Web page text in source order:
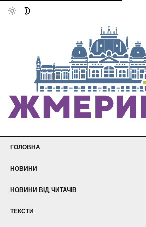
ГОЛОВНА
НОВИНИ
НОВИНИ ВІД ЧИТАЧІВ
ТЕКСТИ